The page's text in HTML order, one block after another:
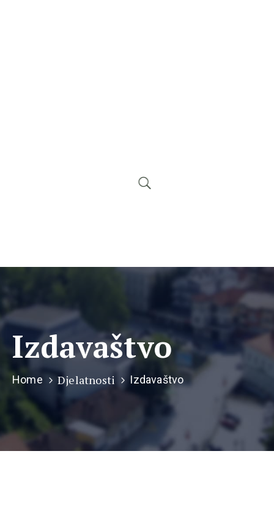
Izdavaštvo
Home Djelatnosti Izdavaštvo